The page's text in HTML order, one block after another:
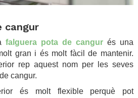
cangur
falguera pota de cangur és una
gran i és molt fàcil de mantenir.
rep aquest nom per les seves
cangur.
és molt flexible perquè pot